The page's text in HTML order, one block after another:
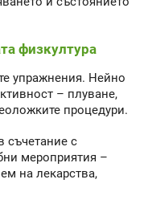
физкултура
упражнения. Нейно
– плуване,
процедури.
съчетание с
мероприятия –
на лекарства,